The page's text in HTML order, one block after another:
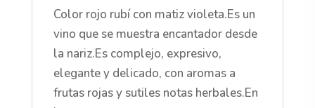
Color rojo rubí con matiz violeta.Es un
vino que se muestra encantador desde
la nariz.Es complejo, expresivo,
elegante y delicado, con aromas a
frutas rojas y sutiles notas herbales.En